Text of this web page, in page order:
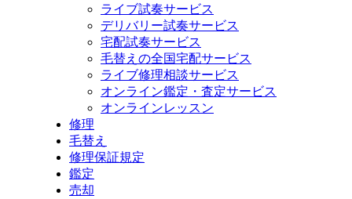
ライブ試奏サービス
デリバリー試奏サービス
宅配試奏サービス
毛替えの全国宅配サービス
ライブ修理相談サービス
オンライン鑑定・査定サービス
オンラインレッスン
修理
毛替え
修理保証規定
鑑定
売却